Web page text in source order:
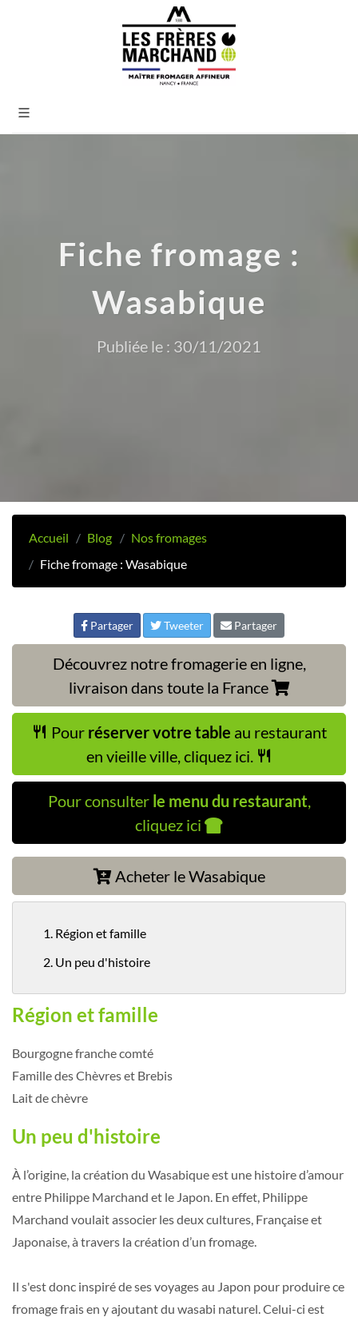
Fiche fromage :
Wasabique
Publiée le : 30/11/2021
Accueil Blog
Nos fromages
Fiche fromage : Wasabique
Partager Tweeter Partager
Découvrez notre fromagerie en ligne,
livraison dans toute la France
Pour réserver votre table au restaurant
en vieille ville, cliquez ici.
Pour consulter le menu du restaurant,
cliquez ici
Acheter le Wasabique
1. Région et famille
2. Un peu d'histoire
Région et famille
Bourgogne franche comté
Famille des Chèvres et Brebis
Lait de chèvre
Un peu d'histoire
À l’origine, la création du Wasabique est une histoire d’amour
entre Philippe Marchand et le Japon. En effet, Philippe
Marchand voulait associer les deux cultures, Française et
Japonaise, à travers la création d’un fromage.
Il s'est donc inspiré de ses voyages au Japon pour produire ce
fromage frais en y ajoutant du wasabi naturel. Celui-ci est